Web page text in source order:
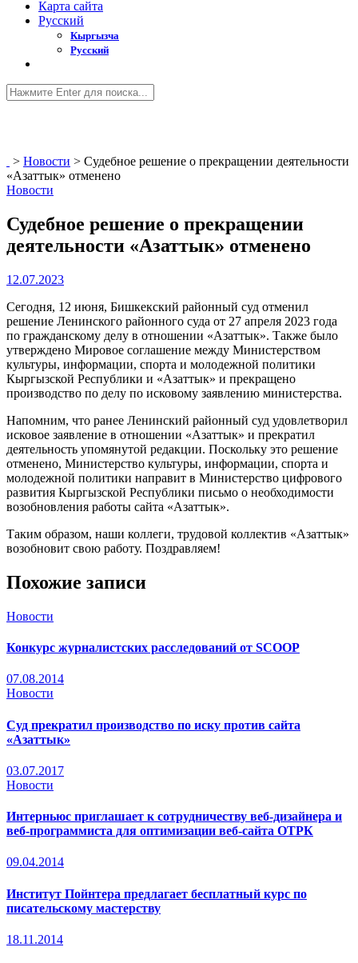
Карта сайта
Русский
Кыргызча
Русский
> Новости > Судебное решение о прекращении деятельности
«Азаттык» отменено
Новости
Судебное решение о прекращении
деятельности «Азаттык» отменено
12.07.2023
Сегодня, 12 июня, Бишкекский районный суд отменил
решение Ленинского районного суда от 27 апреля 2023 года
по гражданскому делу в отношении «Азаттык». Также было
утверждено Мировое соглашение между Министерством
культуры, информации, спорта и молодежной политики
Кыргызской Республики и «Азаттык» и прекращено
производство по делу по исковому заявлению министерства.
Напомним, что ранее Ленинский районный суд удовлетворил
исковое заявление в отношении «Азаттык» и прекратил
деятельность упомянутой редакции. Поскольку это решение
отменено, Министерство культуры, информации, спорта и
молодежной политики направит в Министерство цифрового
развития Кыргызской Республики письмо о необходимости
возобновления работы сайта «Азаттык».
Таким образом, наши коллеги, трудовой коллектив «Азаттык»
возобновит свою работу. Поздравляем!
Похожие записи
Новости
Конкурс журналистских расследований от SCOOP
07.08.2014
Новости
Суд прекратил производство по иску против сайта
«Азаттык»
03.07.2017
Новости
Интерньюс приглашает к сотрудничеству веб-дизайнера и
веб-программиста для оптимизации веб-сайта ОТРК
09.04.2014
Институт Пойнтера предлагает бесплатный курс по
писательскому мастерству
18.11.2014